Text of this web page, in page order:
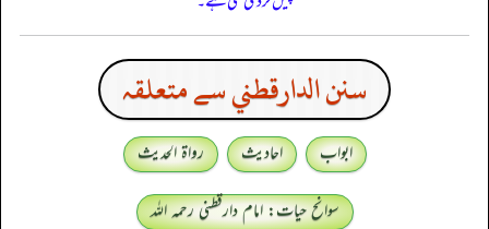
سنن الدارقطني سے متعلقہ
ابواب احادیث
رواۃ الحدیث
سوانح حیات: امام دارقطنی رحمہ اللہ